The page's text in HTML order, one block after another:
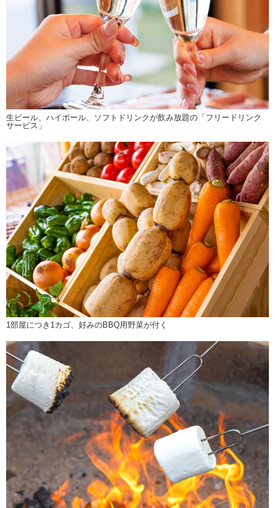
生ビール、ハイボール、ソフトドリンクが飲み放題の「フリードリンク
サービス」
1部屋につき1カゴ、好みのBBQ用野菜が付く